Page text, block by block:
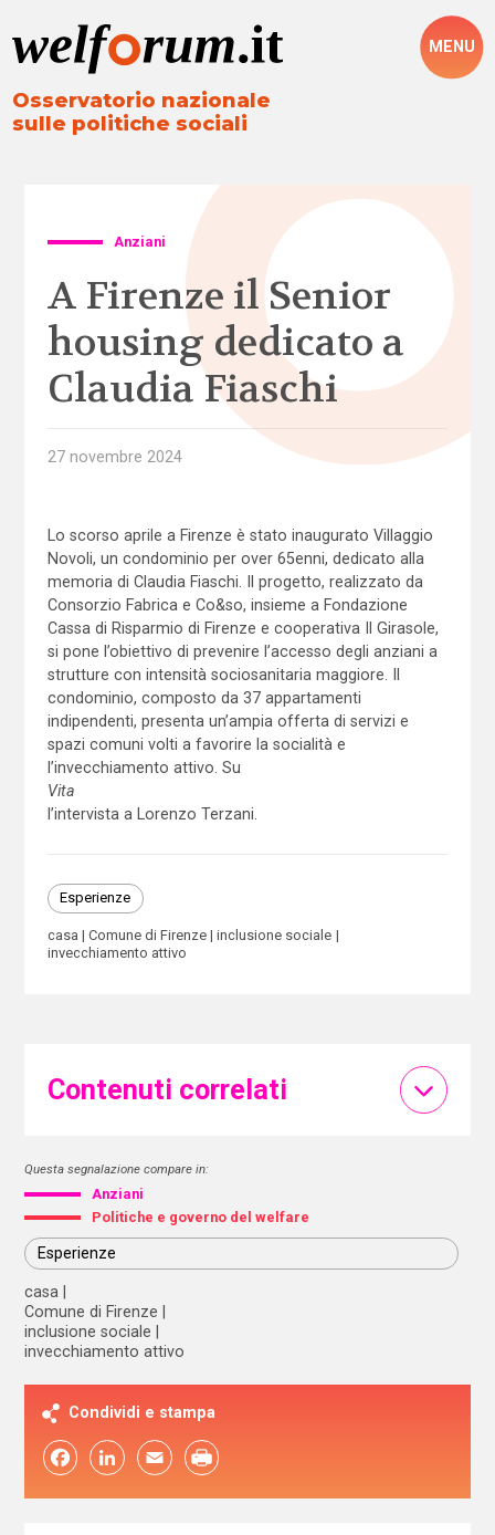
Osservatorio nazionale
sulle politiche sociali
MENU
Anziani
A Firenze il Senior
housing dedicato a
Claudia Fiaschi
27 novembre 2024
Lo scorso aprile a Firenze è stato inaugurato Villaggio
Novoli, un condominio per over 65enni, dedicato alla
memoria di Claudia Fiaschi. Il progetto, realizzato da
Consorzio Fabrica e Co&so, insieme a Fondazione
Cassa di Risparmio di Firenze e cooperativa Il Girasole,
si pone l’obiettivo di prevenire l’accesso degli anziani a
strutture con intensità sociosanitaria maggiore. Il
condominio, composto da 37 appartamenti
indipendenti, presenta un’ampia offerta di servizi e
spazi comuni volti a favorire la socialità e
l’invecchiamento attivo. Su
Vita
l’intervista a Lorenzo Terzani.
Esperienze
casa Comune di Firenze
inclusione sociale
invecchiamento attivo
Contenuti correlati
Questa segnalazione compare in:
Anziani
Politiche e governo del welfare
Esperienze
casa
Comune di Firenze
inclusione sociale
invecchiamento attivo
Condividi e stampa
FacebookLinkedIn Email